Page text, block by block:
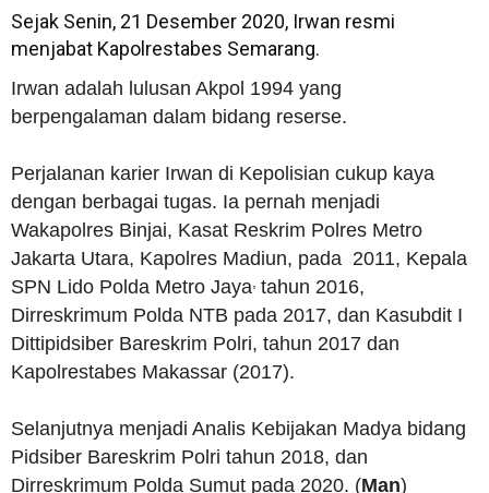
Sejak Senin, 21 Desember 2020, Irwan resmi
menjabat Kapolrestabes Semarang.
Irwan adalah lulusan Akpol 1994 yang
berpengalaman dalam bidang reserse.
Perjalanan karier Irwan di Kepolisian cukup kaya
dengan berbagai tugas. Ia pernah menjadi
Wakapolres Binjai, Kasat Reskrim Polres Metro
Jakarta Utara, Kapolres Madiun, pada 2011, Kepala
SPN Lido Polda Metro Jaya tahun 2016,
Dirreskrimum Polda NTB pada 2017, dan Kasubdit I
Dittipidsiber Bareskrim Polri, tahun 2017 dan
Kapolrestabes Makassar (2017).
Selanjutnya menjadi Analis Kebijakan Madya bidang
Pidsiber Bareskrim Polri tahun 2018, dan
Dirreskrimum Polda Sumut pada 2020. (Man)